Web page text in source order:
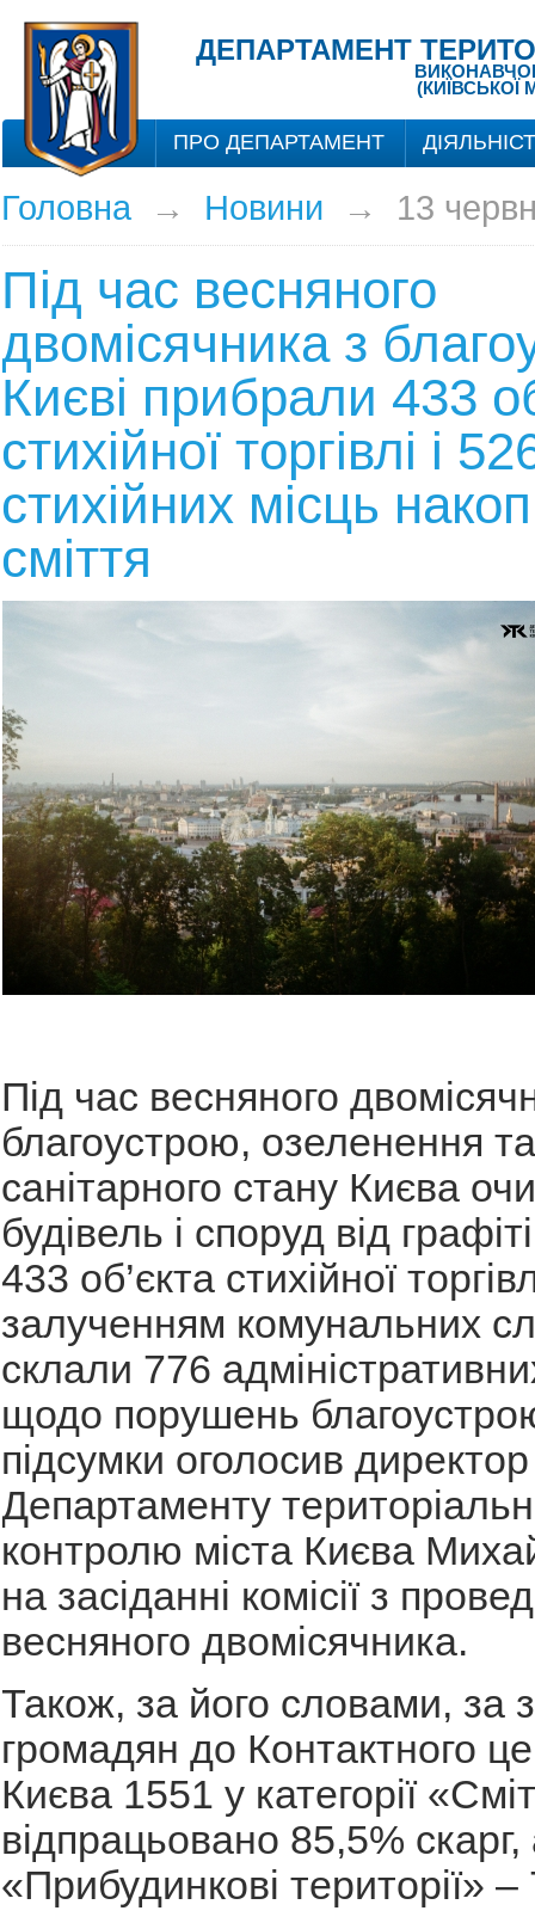
ДЕПАРТАМЕНТ
(КИЇВСЬКОЇ
ПРО ДЕПАРТАМЕНТ
Головна → Новини → 13
Під час весняного
двомісячника з
Києві прибрали 433
стихійної торгівлі і
стихійних місць
сміття
Під час весняного
благоустрою, озеленення
санітарного стану Києва
будівель і споруд від
433 об’єкта стихійної
залученням комунальних
склали 776
щодо порушень
підсумки оголосив директор
Департаменту
контролю міста Києва
на засіданні комісії з
весняного двомісячника.
Також, за його словами, за
громадян до Контактного
Києва 1551 у категорії
відпрацьовано 85,5% скарг,
«Прибудинкові території»